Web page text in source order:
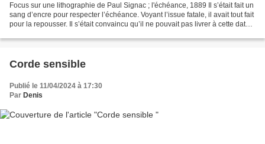
Focus sur une lithographie de Paul Signac ; l'échéance, 1889 Il s’était fait un
sang d’encre pour respecter l’échéance. Voyant l’issue fatale, il avait tout fait
pour la repousser. Il s’était convaincu qu’il ne pouvait pas livrer à cette date,
Corde sensible
Publié le 11/04/2024 à 17:30
Par Denis